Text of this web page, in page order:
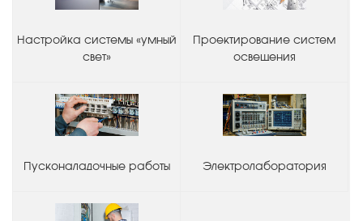
Настройка системы «умный
свет»
Проектирование систем
освещения
Пусконаладочные работы Электролаборатория